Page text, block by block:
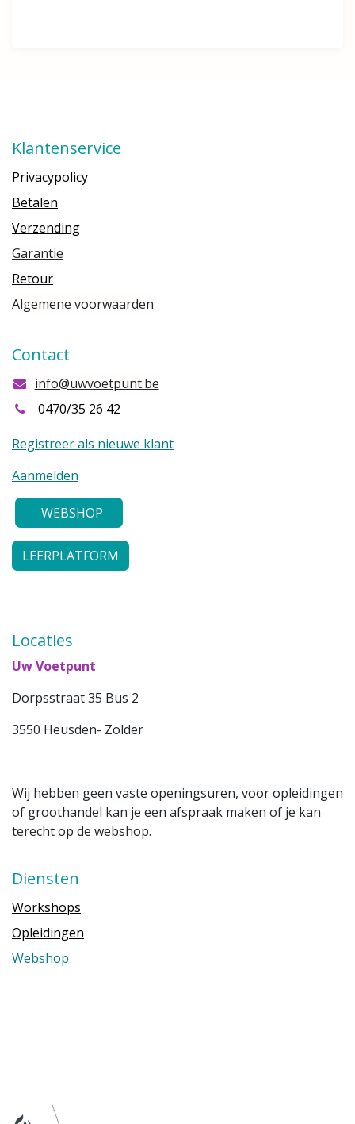
Klantenservice
Privacypolicy
Betalen
Verzending
Garantie
Retour
Algemene voorwaarden
Contact
info@uwvoetpunt.be
0470/35 26 42
Registreer als nieuwe klant
Aanmelden
WEBSHOP
LEERPLATFORM
Locaties
Uw Voetpunt
Dorpsstraat 35 Bus 2
3550 Heusden- Zolder
Wij hebben geen vaste openingsuren, voor opleidingen
of groothandel kan je een afspraak maken of je kan
terecht op de webshop.
Diensten
Workshops
Opleidingen
Webshop